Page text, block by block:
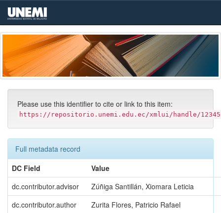
Skip
navigation
Please use this identifier to cite or link to this item:
https://repositorio.unemi.edu.ec/xmlui/handle/
Full metadata record
DC Field
Value
dc.contributor.advisor
Zúñiga Santillán, Xiomara Leticia
dc.contributor.author
Zurita Flores, Patricio Rafael